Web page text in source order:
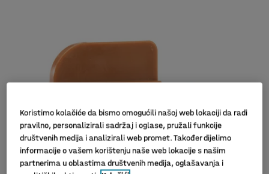
Koristimo kolačiće da bismo omogućili našoj web lokaciji da radi
pravilno, personalizirali sadržaj i oglase, pružali funkcije
društvenih medija i analizirali web promet. Također dijelimo
informacije o vašem korištenju naše web lokacije s našim
partnerima u oblastima društvenih medija, oglašavanja i